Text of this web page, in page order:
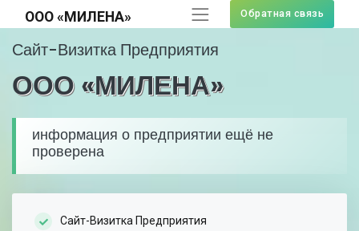
ООО «МИЛЕНА» Обратная связь
Сайт-Визитка Предприятия
ООО «МИЛЕНА»
информация о предприятии ещё не
проверена
Сайт-Визитка Предприятия